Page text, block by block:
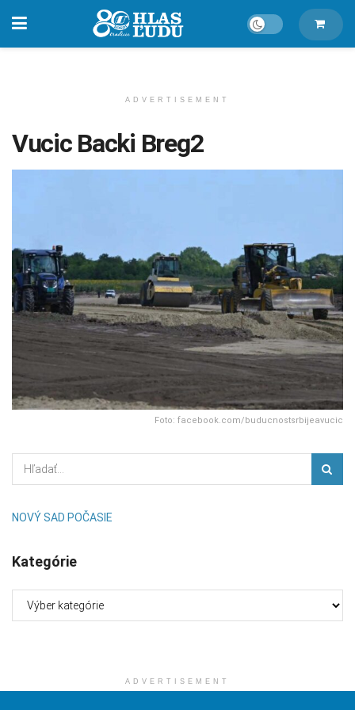
ADVERTISEMENT
Vucic Backi Breg2
Foto: facebook.com/buducnostsrbijeavucic
NOVÝ SAD POČASIE
Kategórie
ADVERTISEMENT